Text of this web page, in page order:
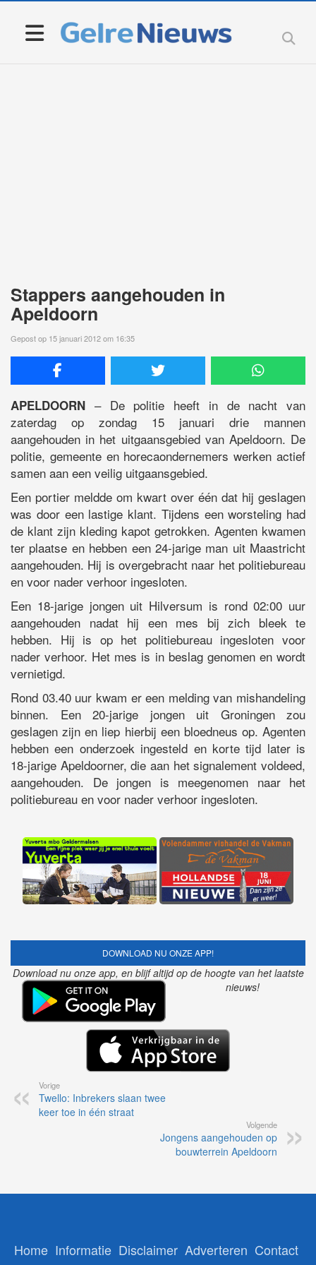
Stappers aangehouden in
Apeldoorn
Gepost op 15 januari 2012 om 16:35
APELDOORN – De politie heeft in de nacht van
zaterdag op zondag 15 januari drie mannen
aangehouden in het uitgaansgebied van Apeldoorn. De
politie, gemeente en horecaondernemers werken actief
samen aan een veilig uitgaansgebied.
Een portier meldde om kwart over één dat hij geslagen
was door een lastige klant. Tijdens een worsteling had
de klant zijn kleding kapot getrokken. Agenten kwamen
ter plaatse en hebben een 24-jarige man uit Maastricht
aangehouden. Hij is overgebracht naar het politiebureau
en voor nader verhoor ingesloten.
Een 18-jarige jongen uit Hilversum is rond 02:00 uur
aangehouden nadat hij een mes bij zich bleek te
hebben. Hij is op het politiebureau ingesloten voor
nader verhoor. Het mes is in beslag genomen en wordt
vernietigd.
Rond 03.40 uur kwam er een melding van mishandeling
binnen. Een 20-jarige jongen uit Groningen zou
geslagen zijn en liep hierbij een bloedneus op. Agenten
hebben een onderzoek ingesteld en korte tijd later is
18-jarige Apeldoorner, die aan het signalement voldeed,
aangehouden. De jongen is meegenomen naar het
politiebureau en voor nader verhoor ingesloten.
DOWNLOAD NU ONZE APP!
Download nu onze app, en blijf altijd op de hoogte van het laatste
nieuws!
Vorige
Twello: Inbrekers slaan twee
keer toe in één straat
Volgende
Jongens aangehouden op
bouwterrein Apeldoorn
Home Informatie Disclaimer Adverteren Contact